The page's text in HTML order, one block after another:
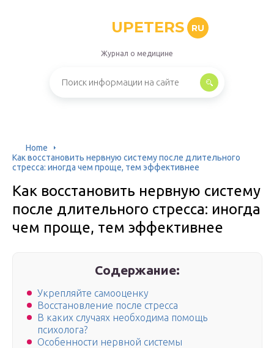
UPETERS RU
Журнал о медицине
Home
Как восстановить нервную систему после длительного
стресса: иногда чем проще, тем эффективнее
Как восстановить нервную систему
после длительного стресса: иногда
чем проще, тем эффективнее
Содержание:
Укрепляйте самооценку
Восстановление после стресса
В каких случаях необходима помощь
психолога?
Особенности нервной системы